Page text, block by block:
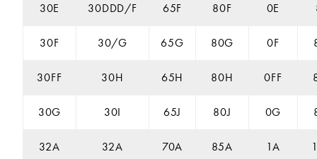
30E 30DDD/F 65F 80F 0E
30F 30/G 65G 80G 0F
30FF 30H 65H 80H 0FF
30G 30I 65J 80J 0G
32A 32A 70A 85A 1A